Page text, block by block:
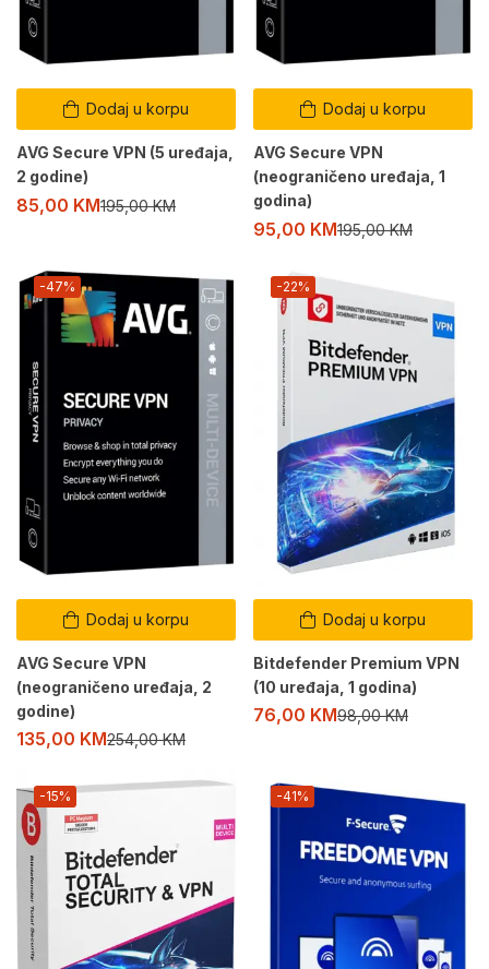
Dodaj u korpu
AVG Secure VPN (5 uređaja,
2 godine)
85,00 KM195,00KM
Dodaj u korpu
AVG Secure VPN
(neograničeno uređaja, 1
godina)
95,00 KM195,00KM
Dodaj u korpu
-47%
AVG Secure VPN
(neograničeno uređaja, 2
godine)
135,00 KM254,00KM
Dodaj u korpu
-22%
Bitdefender Premium VPN
(10 uređaja, 1 godina)
76,00 KM98,00KM
-15% -41%